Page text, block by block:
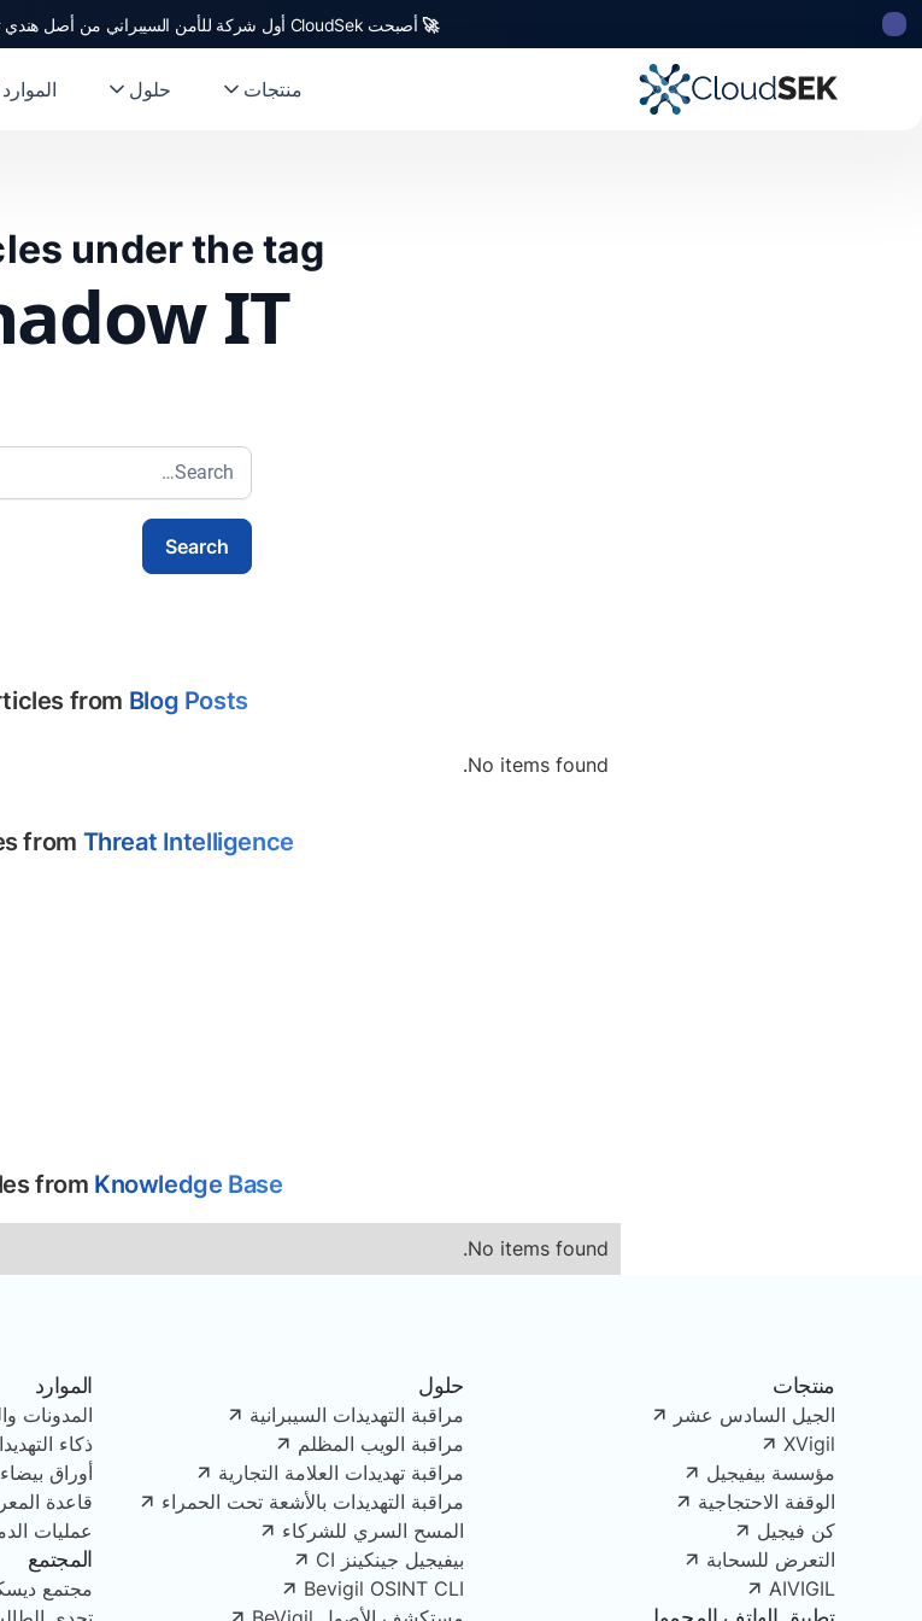
🚀 أصبحت CloudSek أول شركة للأمن السيبراني من أصل هندي تتلقى استثمارات منها
منتجات حلول الموارد
under the tag:
IT
from Blog Posts
No items found.
from Threat Intelligence
from Knowledge Base
No items found.
منتجات
الجيل السادس عشر
XVigil
مؤسسة بيفيجيل
الوقفة الاحتجاجية
كن فيجيل
التعرض للسحابة
AIVIGIL
حلول
مراقبة التهديدات السيبرانية
مراقبة الويب المظلم
مراقبة تهديدات العلامة التجارية
مراقبة التهديدات بالأشعة تحت الحمراء
المسح السري للشركاء
بيفيجيل جينكينز CI
Bevigil OSINT CLI
الموارد
المدونات
ذكاء
أوراق بيضاء
قاعدة
عمليات
المجتمع
مجتمع